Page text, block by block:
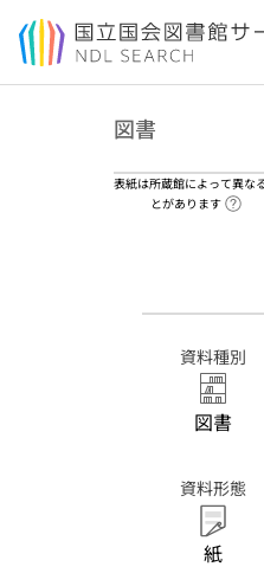
本文へ移動
図書
表紙は所蔵館によって異な
とがあります
資料種別
図書
資料形態
紙